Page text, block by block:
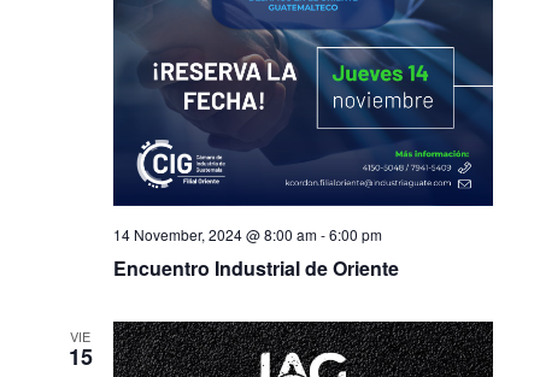
14 November, 2024 @ 8:00 am-6:00 pm
Encuentro Industrial de Oriente
VIE
15